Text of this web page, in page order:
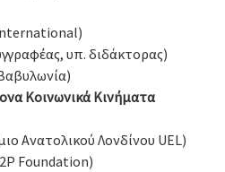
υπ. διδάκτoρας)
Κοινωνικά Κινήματα
Ανατολικού Λονδίνου UEL)
Foundation)